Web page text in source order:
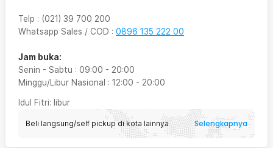
Telp : (021) 39 700 200
Whatsapp Sales / COD : 0896 135 222 00
Jam buka:
Senin - Sabtu : 09:00 - 20:00
Minggu/Libur Nasional : 12:00 - 20:00
Idul Fitri: libur
Beli langsung/self pickup di kota lainnya Selengkapnya